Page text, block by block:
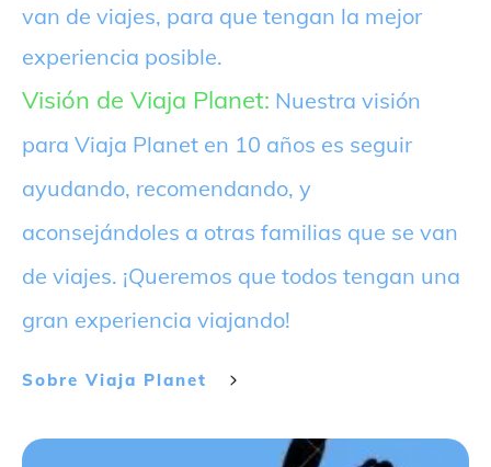
van de viajes, para que tengan la mejor
experiencia posible.
Visión de Viaja Planet: Nuestra visión
para Viaja Planet en 10 años es seguir
ayudando, recomendando, y
aconsejándoles a otras familias que se van
de viajes. ¡Queremos que todos tengan una
gran experiencia viajando!
Sobre Viaja Planet